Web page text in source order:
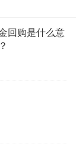
回购是什么意